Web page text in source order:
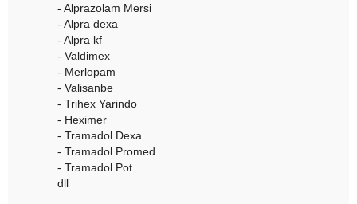
- Alprazolam Mersi
- Alpra dexa
- Alpra kf
- Valdimex
- Merlopam
- Valisanbe
- Trihex Yarindo
- Heximer
- Tramadol Dexa
- Tramadol Promed
- Tramadol Pot
dll